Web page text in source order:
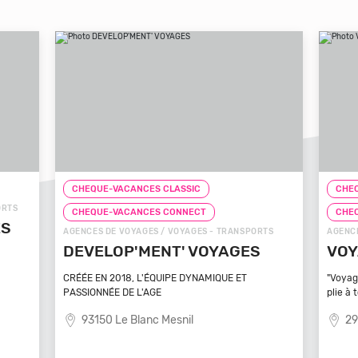
CHEQUE-VACANCES CLASSIC
CHEQUE-VACANCES CONNECT
AGENCES DE VOYAGES / VOYAGES - TRANSPORTS
VOYAGEZ VOS REVES
"Voyagez vos rêves - L'agence de voyage qui se
plie à tout
29100 Poullan Sur Mer
ZOOS,